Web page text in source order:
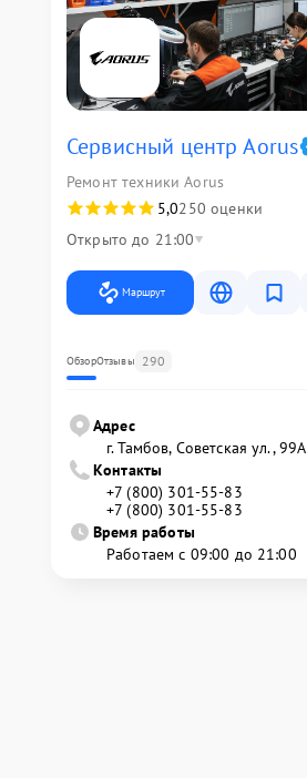
Сервисный центр Aorus
Ремонт техники Aorus
5,0250 оценки
Открыто до 21:00
Маршрут
ОбзорОтзывы 290
Адрес
г. Тамбов, Советская ул., 99А
Контакты
+7 (800) 301-55-83
+7 (800) 301-55-83
Время работы
Работаем с 09:00 до 21:00